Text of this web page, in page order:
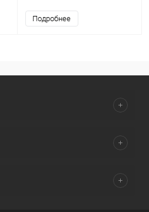
Подробнее